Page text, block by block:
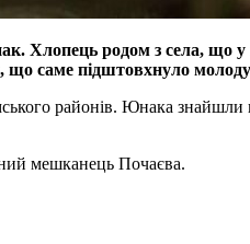
Хлопець родом з села, що у
що саме підштовхнуло
районів. Юнака знайшли
мешканець Почаєва.